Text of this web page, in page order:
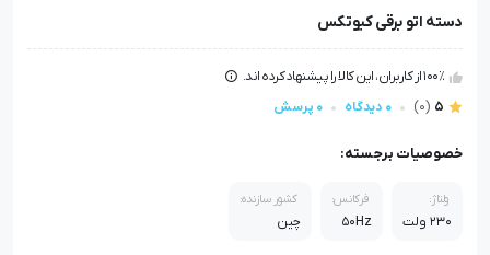
دسته اتو برقی کیوتکس
100٪ از کاربران، این کالا را پیشنهاد کرده اند.
5
(0) 0 دیدگاه 0 پرسش
خصوصیات برجسته:
ولتاژ:
230 ولت
فرکانس:
50Hz
کشور سازنده:
چین